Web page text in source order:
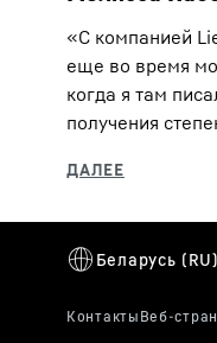
«С компанией
еще во время
когда я там
получения